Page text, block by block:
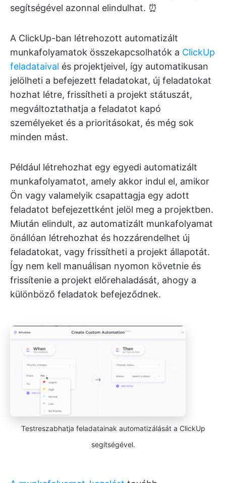
segítségével azonnal elindulhat. ⏰
A ClickUp-ban létrehozott automatizált
munkafolyamatok összekapcsolhatók a ClickUp
feladataival és projektjeivel, így automatikusan
jelölheti a befejezett feladatokat, új feladatokat
hozhat létre, frissítheti a projekt státuszát,
megváltoztathatja a feladatot kapó
személyeket és a prioritásokat, és még sok
minden mást.
Például létrehozhat egy egyedi automatizált
munkafolyamatot, amely akkor indul el, amikor
Ön vagy valamelyik csapattagja egy adott
feladatot befejezettként jelöl meg a projektben.
Miután elindult, az automatizált munkafolyamat
önállóan létrehozhat és hozzárendelhet új
feladatokat, vagy frissítheti a projekt állapotát.
Így nem kell manuálisan nyomon követnie és
frissítenie a projekt előrehaladását, ahogy a
különböző feladatok befejeződnek.
Testreszabhatja feladatainak automatizálását a ClickUp
segítségével.